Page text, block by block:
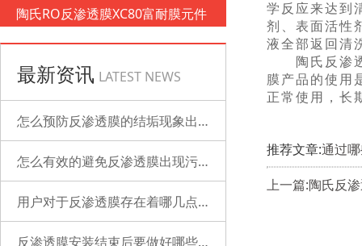
陶氏RO反渗透膜XC80富耐膜元件
最新资讯 LATEST NEWS
怎么预防反渗透膜的结垢现象出现？
怎么有效的避免反渗透膜出现污染？
用户对于反渗透膜存在着哪几点误解？
反渗透膜安装结束后要做好哪些检查的工作？
学反应来达到
剂、表面活性
液全部返回清
陶氏反渗透
膜产品的使用
正常使用，长
推荐文章:通过
上一篇:陶氏反